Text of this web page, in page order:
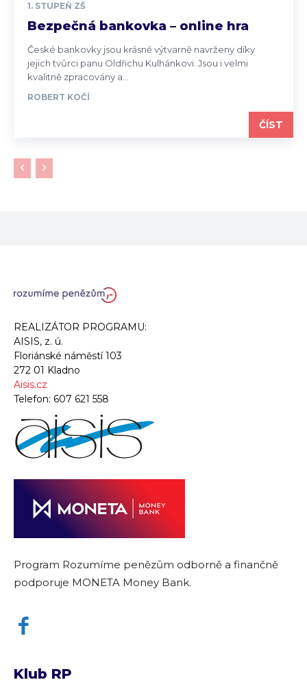
1. STUPEŇ ZŠ
Bezpečná bankovka – online hra
České bankovky jsou krásně výtvarně navrženy díky
jejich tvůrci panu Oldřichu Kulhánkovi. Jsou i velmi
kvalitně zpracovány a...
ROBERT KOČÍ
ČÍST
REALIZÁTOR PROGRAMU:
AISIS, z. ú.
Floriánské náměstí 103
272 01 Kladno
Aisis.cz
Telefon: 607 621 558
Program Rozumíme penězům odborně a finančně
podporuje MONETA Money Bank.
Klub RP